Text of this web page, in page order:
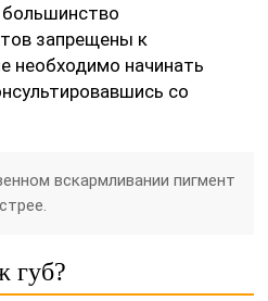
запрещены к
необходимо начинать
со
вскармливании пигмент
губ?